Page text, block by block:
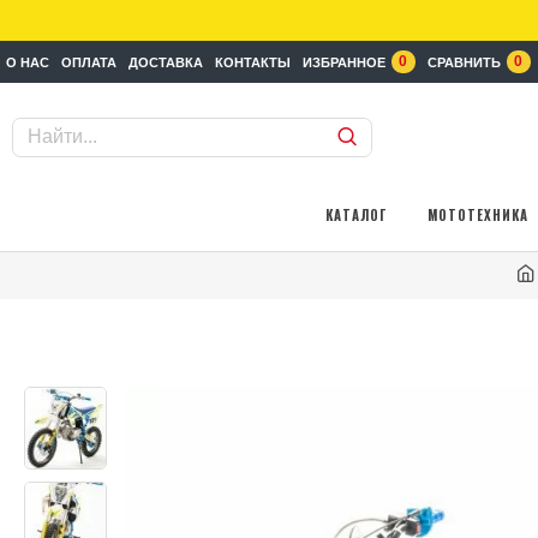
О НАС ОПЛАТА ДОСТАВКА КОНТАКТЫ ИЗБРАННОЕ 0 СРАВНИТЬ 0
КАТАЛОГ МОТОТЕХНИКА